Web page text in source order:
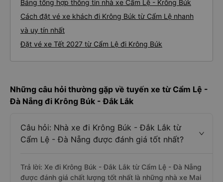
Bảng tổng hợp thông tin nhà xe Cẩm Lệ - Krông Búk
Cách đặt vé xe khách đi Krông Búk từ Cẩm Lệ nhanh
và uy tín nhất
Đặt vé xe Tết 2027 từ Cẩm Lệ đi Krông Búk
Những câu hỏi thường gặp về tuyến xe từ Cẩm Lệ -
Đà Nẵng đi Krông Búk - Đắk Lắk
Câu hỏi: Nhà xe đi Krông Búk - Đắk Lắk từ
Cẩm Lệ - Đà Nẵng được đánh giá tốt nhất?
Trả lời: Xe đi Krông Búk - Đắk Lắk từ Cẩm Lệ - Đà Nẵng
được đánh giá chất lượng tốt nhất là những nhà xe Mai